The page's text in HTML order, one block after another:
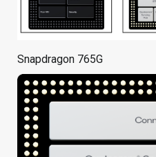
Snapdragon 765G